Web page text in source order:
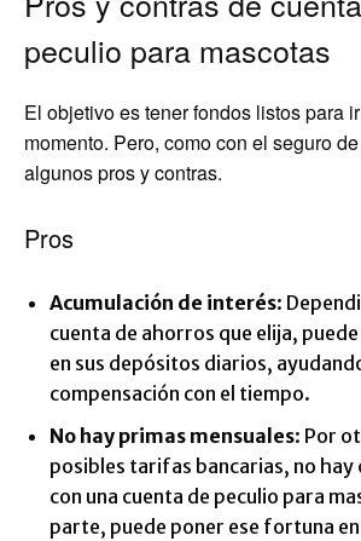
peculio para mascotas
El objetivo es tener fondos listos para
momento. Pero, como con el seguro
algunos pros y contras.
Pros
Acumulación de interés:
cuenta de ahorros que elija,
en sus depósitos diarios,
compensación con el tiempo.
No hay primas mensuales: Por
posibles tarifas bancarias, no hay
con una cuenta de peculio para
parte, puede poner ese fortuna en